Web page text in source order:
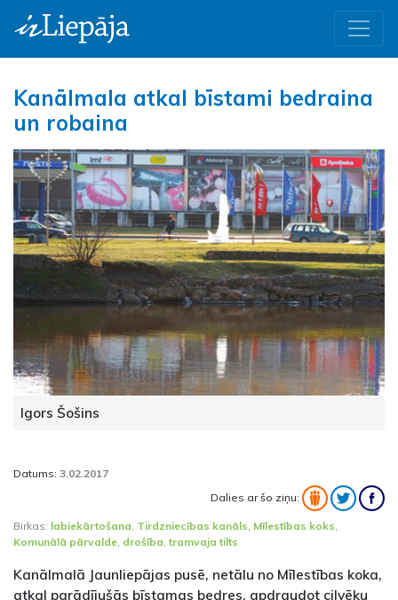
Kanālmala atkal bīstami bedraina
un robaina
Igors Šošins
Datums: 3.02.2017
Dalies ar šo ziņu:
Birkas: labiekārtošana, Tirdzniecības kanāls, Mīlestības koks,
Komunālā pārvalde, drošība,tramvaja tilts
Kanālmalā Jaunliepājas pusē, netālu no Mīlestības koka,
atkal parādījušās bīstamas bedres, apdraudot cilvēku